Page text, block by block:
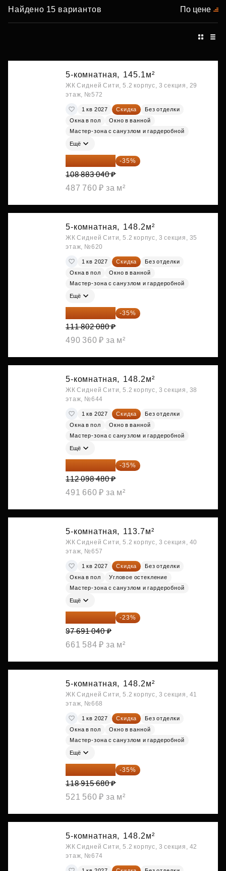
Найдено 15 вариантов По цене
5-комнатная, 145.1м²
ЖК Сидней Сити, 5.2 корпус, 3 секция, 29
этаж, №572
1 кв 2027 Скидка
Без отделки
Окна в пол
Окно в ванной
Мастер-зона с санузлом и гардеробной
Ещё
70 773 976 ₽ -35%
108 883 040 ₽
487 760 ₽ за м²
5-комнатная, 148.2м²
ЖК Сидней Сити, 5.2 корпус, 3 секция, 35
этаж, №620
1 кв 2027 Скидка
Без отделки
Окна в пол
Окно в ванной
Мастер-зона с санузлом и гардеробной
Ещё
72 671 352 ₽ -35%
111 802 080 ₽
490 360 ₽ за м²
5-комнатная, 148.2м²
ЖК Сидней Сити, 5.2 корпус, 3 секция, 38
этаж, №644
1 кв 2027 Скидка
Без отделки
Окна в пол
Окно в ванной
Мастер-зона с санузлом и гардеробной
Ещё
72 864 012 ₽ -35%
112 098 480 ₽
491 660 ₽ за м²
5-комнатная, 113.7м²
ЖК Сидней Сити, 5.2 корпус, 3 секция, 40
этаж, №657
1 кв 2027 Скидка
Без отделки
Окна в пол
Угловое остекление
Мастер-зона с санузлом и гардеробной
Ещё
75 222 101 ₽ -23%
97 691 040 ₽
661 584 ₽ за м²
5-комнатная, 148.2м²
ЖК Сидней Сити, 5.2 корпус, 3 секция, 41
этаж, №668
1 кв 2027 Скидка
Без отделки
Окна в пол
Окно в ванной
Мастер-зона с санузлом и гардеробной
Ещё
77 295 192 ₽ -35%
118 915 680 ₽
521 560 ₽ за м²
5-комнатная, 148.2м²
ЖК Сидней Сити, 5.2 корпус, 3 секция, 42
этаж, №674